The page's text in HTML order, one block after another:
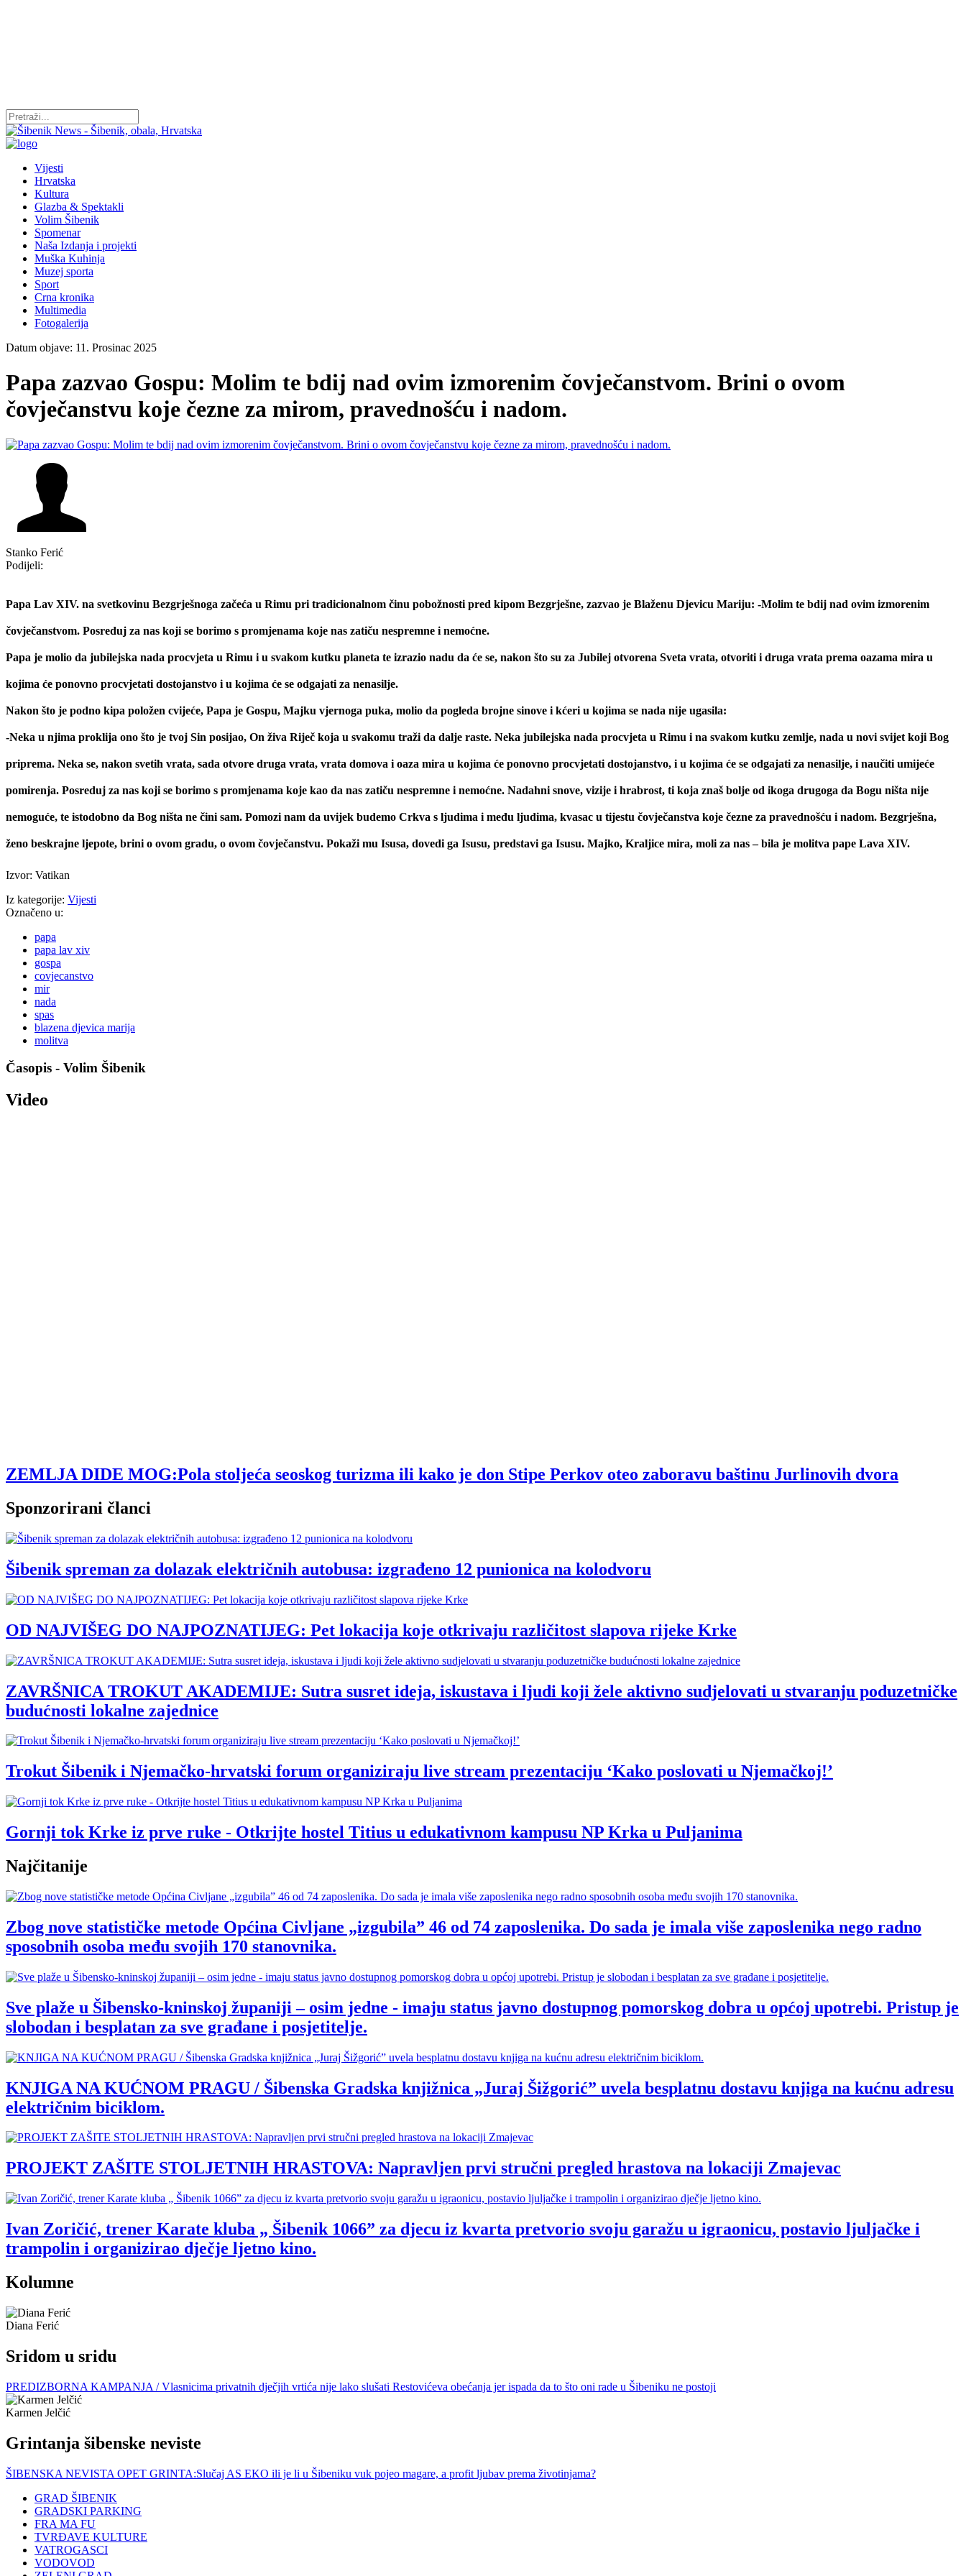
Vijesti
Hrvatska
Kultura
Glazba & Spektakli
Volim Šibenik
Spomenar
Naša Izdanja i projekti
Muška Kuhinja
Muzej sporta
Sport
Crna kronika
Multimedia
Fotogalerija
Datum objave: 11. Prosinac 2025
Papa zazvao Gospu: Molim te bdij nad ovim izmorenim čovječanstvom. Brini o ovom
čovječanstvu koje čezne za mirom, pravednošću i nadom.
Stanko Ferić
Podijeli:
Papa Lav XIV. na svetkovinu Bezgrješnoga začeća u Rimu pri tradicionalnom činu pobožnosti pred kipom Bezgrješne, zazvao je Blaženu Djevicu Mariju: -Molim te bdij nad ovim izmorenim
čovječanstvom. Posreduj za nas koji se borimo s promjenama koje nas zatiču nespremne i nemoćne.
Papa je molio da jubilejska nada procvjeta u Rimu i u svakom kutku planeta te izrazio nadu da će se, nakon što su za Jubilej otvorena Sveta vrata, otvoriti i druga vrata prema oazama mira u
kojima će ponovno procvjetati dostojanstvo i u kojima će se odgajati za nenasilje.
Nakon što je podno kipa položen cvijeće, Papa je Gospu, Majku vjernoga puka, molio da pogleda brojne sinove i kćeri u kojima se nada nije ugasila:
-Neka u njima proklija ono što je tvoj Sin posijao, On živa Riječ koja u svakomu traži da dalje raste. Neka jubilejska nada procvjeta u Rimu i na svakom kutku zemlje, nada u novi svijet koji Bog
priprema. Neka se, nakon svetih vrata, sada otvore druga vrata, vrata domova i oaza mira u kojima će ponovno procvjetati dostojanstvo, i u kojima će se odgajati za nenasilje, i naučiti umijeće
pomirenja. Posreduj za nas koji se borimo s promjenama koje kao da nas zatiču nespremne i nemoćne. Nadahni snove, vizije i hrabrost, ti koja znaš bolje od ikoga drugoga da Bogu ništa nije
nemoguće, te istodobno da Bog ništa ne čini sam. Pomozi nam da uvijek budemo Crkva s ljudima i među ljudima, kvasac u tijestu čovječanstva koje čezne za pravednošću i nadom. Bezgrješna,
ženo beskrajne ljepote, brini o ovom gradu, o ovom čovječanstvu. Pokaži mu Isusa, dovedi ga Isusu, predstavi ga Isusu. Majko, Kraljice mira, moli za nas – bila je molitva pape Lava XIV.
Izvor: Vatikan
Iz kategorije: Vijesti
Označeno u:
papa
papa lav xiv
gospa
covjecanstvo
mir
nada
spas
blazena djevica marija
molitva
Časopis - Volim Šibenik
Video
ZEMLJA DIDE MOG:Pola stoljeća seoskog turizma ili kako je don Stipe Perkov oteo zaboravu baštinu Jurlinovih dvora
Sponzorirani članci
Šibenik spreman za dolazak električnih autobusa: izgrađeno 12 punionica na kolodvoru
OD NAJVIŠEG DO NAJPOZNATIJEG: Pet lokacija koje otkrivaju različitost slapova rijeke Krke
ZAVRŠNICA TROKUT AKADEMIJE: Sutra susret ideja, iskustava i ljudi koji žele aktivno sudjelovati u stvaranju poduzetničke
budućnosti lokalne zajednice
Trokut Šibenik i Njemačko-hrvatski forum organiziraju live stream prezentaciju ‘Kako poslovati u Njemačkoj!’
Gornji tok Krke iz prve ruke - Otkrijte hostel Titius u edukativnom kampusu NP Krka u Puljanima
Najčitanije
Zbog nove statističke metode Općina Civljane „izgubila” 46 od 74 zaposlenika. Do sada je imala više zaposlenika nego radno
sposobnih osoba među svojih 170 stanovnika.
Sve plaže u Šibensko-kninskoj županiji – osim jedne - imaju status javno dostupnog pomorskog dobra u općoj upotrebi. Pristup je
slobodan i besplatan za sve građane i posjetitelje.
KNJIGA NA KUĆNOM PRAGU / Šibenska Gradska knjižnica „Juraj Šižgorić” uvela besplatnu dostavu knjiga na kućnu adresu
električnim biciklom.
PROJEKT ZAŠITE STOLJETNIH HRASTOVA: Napravljen prvi stručni pregled hrastova na lokaciji Zmajevac
Ivan Zoričić, trener Karate kluba „ Šibenik 1066” za djecu iz kvarta pretvorio svoju garažu u igraonicu, postavio ljuljačke i
trampolin i organizirao dječje ljetno kino.
Kolumne
Diana Ferić
Sridom u sridu
PREDIZBORNA KAMPANJA / Vlasnicima privatnih dječjih vrtića nije lako slušati Restovićeva obećanja jer ispada da to što oni rade u Šibeniku ne postoji
Karmen Jelčić
Grintanja šibenske neviste
ŠIBENSKA NEVISTA OPET GRINTA:Slučaj AS EKO ili je li u Šibeniku vuk pojeo magare, a profit ljubav prema životinjama?
GRAD ŠIBENIK
GRADSKI PARKING
FRA MA FU
TVRĐAVE KULTURE
VATROGASCI
VODOVOD